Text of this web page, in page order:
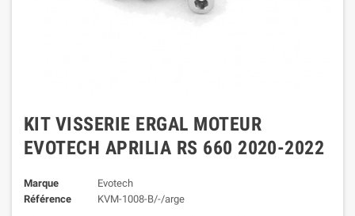
KIT VISSERIE ERGAL MOTEUR
EVOTECH APRILIA RS 660 2020-2022
Marque
Evotech
Référence
KVM-1008-B/-/arge